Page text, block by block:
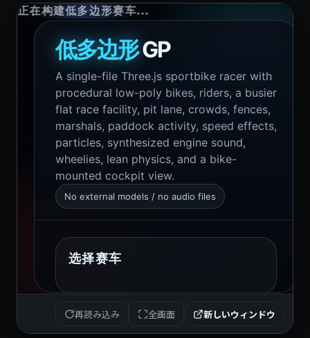
再読み込み 全画面 新しいウィンドウ